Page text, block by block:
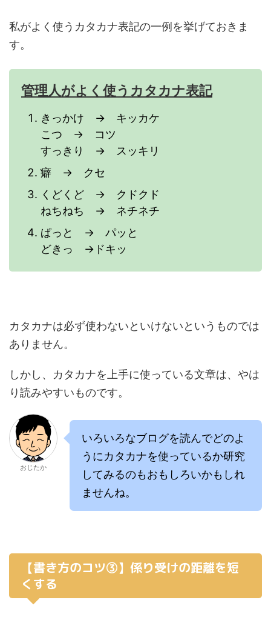
私がよく使うカタカナ表記の一例を挙げておきま
す。
管理人がよく使うカタカナ表記
きっかけ → キッカケ
こつ → コツ
すっきり → スッキリ
癖 → クセ
くどくど → クドクド
ねちねち → ネチネチ
ぱっと → パッと
どきっ →ドキッ
カタカナは必ず使わないといけないというものでは
ありません。
しかし、カタカナを上手に使っている文章は、やは
り読みやすいものです。
おじたか
いろいろなブログを読んでどのよ
うにカタカナを使っているか研究
してみるのもおもしろいかもしれ
ませんね。
【書き方のコツ③】係り受けの距離を短
くする